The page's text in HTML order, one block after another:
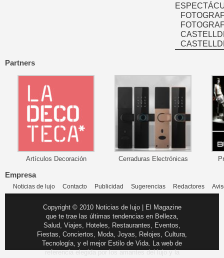
Partners
Artículos Decoración Cerraduras Electrónicas
Empresa
Noticias de lujo Contacto Publicidad Sugerencias Redactores
Copyright © 2010 Noticias de lujo | El Magazine
que te trae las últimas tendencias en Belleza,
Salud, Viajes, Hoteles, Restaurantes, Eventos,
Fiestas, Conciertos, Moda, Joyas, Relojes, Cultura,
Tecnología, y el mejor Estilo de Vida. La web de
referencia elegida por los amantes del lujo y la